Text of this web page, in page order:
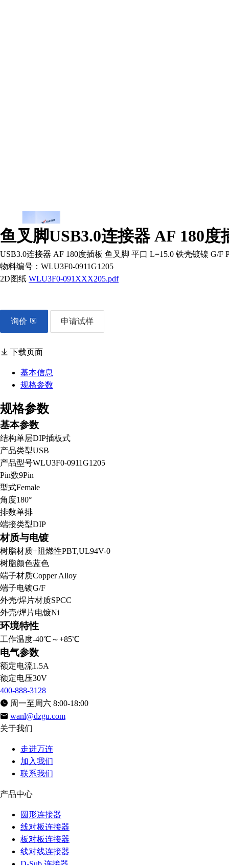
鱼叉脚USB3.0连接器 AF 180
USB3.0连接器 AF 180度插板 鱼叉脚 平口 L=15.0 铁壳镀镍 G/
物料编号： WLU3F0-0911G1205
2D图纸 WLU3F0-091XXX205.pdf
询价 申请试样
下载页面
基本信息
规格参数
规格参数
基本参数
结构单层DIP插板式
产品类型USB
产品型号WLU3F0-0911G1205
Pin数9Pin
型式Female
角度180°
排数单排
端接类型DIP
材质与电镀
树脂材质+阻燃性PBT,UL94V-0
树脂颜色蓝色
端子材质Copper Alloy
端子电镀G/F
外壳/焊片材质SPCC
外壳/焊片电镀Ni
环境特性
工作温度-40℃～+85℃
电气参数
额定电流1.5A
额定电压30V
400-888-3128
周一至周六 8:00-18:00
wanl@dzgu.com
关于我们
走进万连
加入我们
联系我们
产品中心
圆形连接器
线对板连接器
板对板连接器
线对线连接器